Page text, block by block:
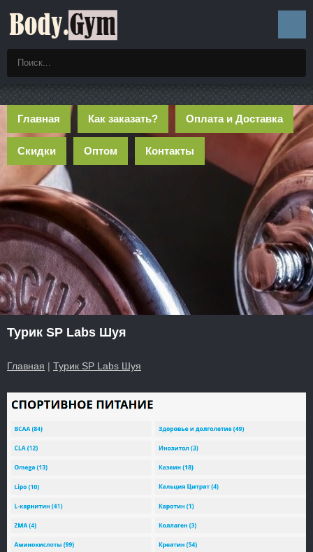
Главная Как заказать? Оплата и Доставка
Скидки Оптом Контакты
Турик SP Labs Шуя
Главная | Турик SP Labs Шуя